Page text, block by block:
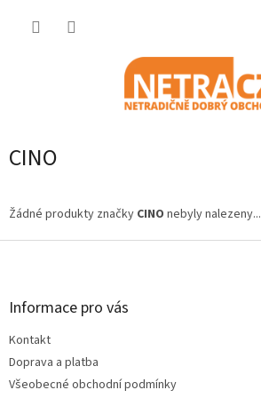
CINO
Žádné produkty značky CINO nebyly nalezeny...
Z
Informace pro vás
Kontakt
Doprava a platba
Všeobecné obchodní podmínky